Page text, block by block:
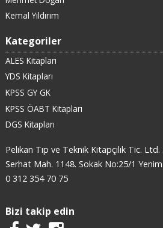
Kemal Yıldırım
Kategoriler
ALES Kitapları
YDS Kitapları
KPSS GY GK
KPSS ÖABT Kitapları
DGS Kitapları
Pelikan Tıp ve Teknik Kitapçılık Tic. Ltd.
Serhat Mah. 1148. Sokak No:25/1
0 312 354 70 75
Bizi takip edin